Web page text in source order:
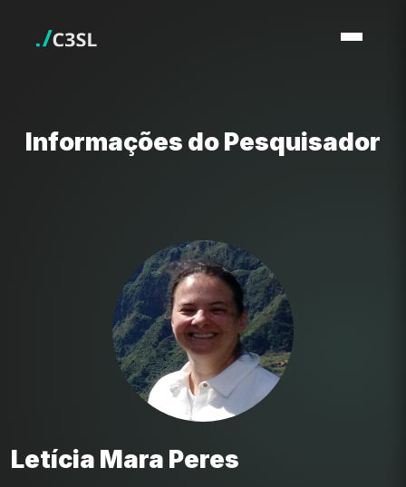
Informações do Pesquisador
Letícia Mara Peres